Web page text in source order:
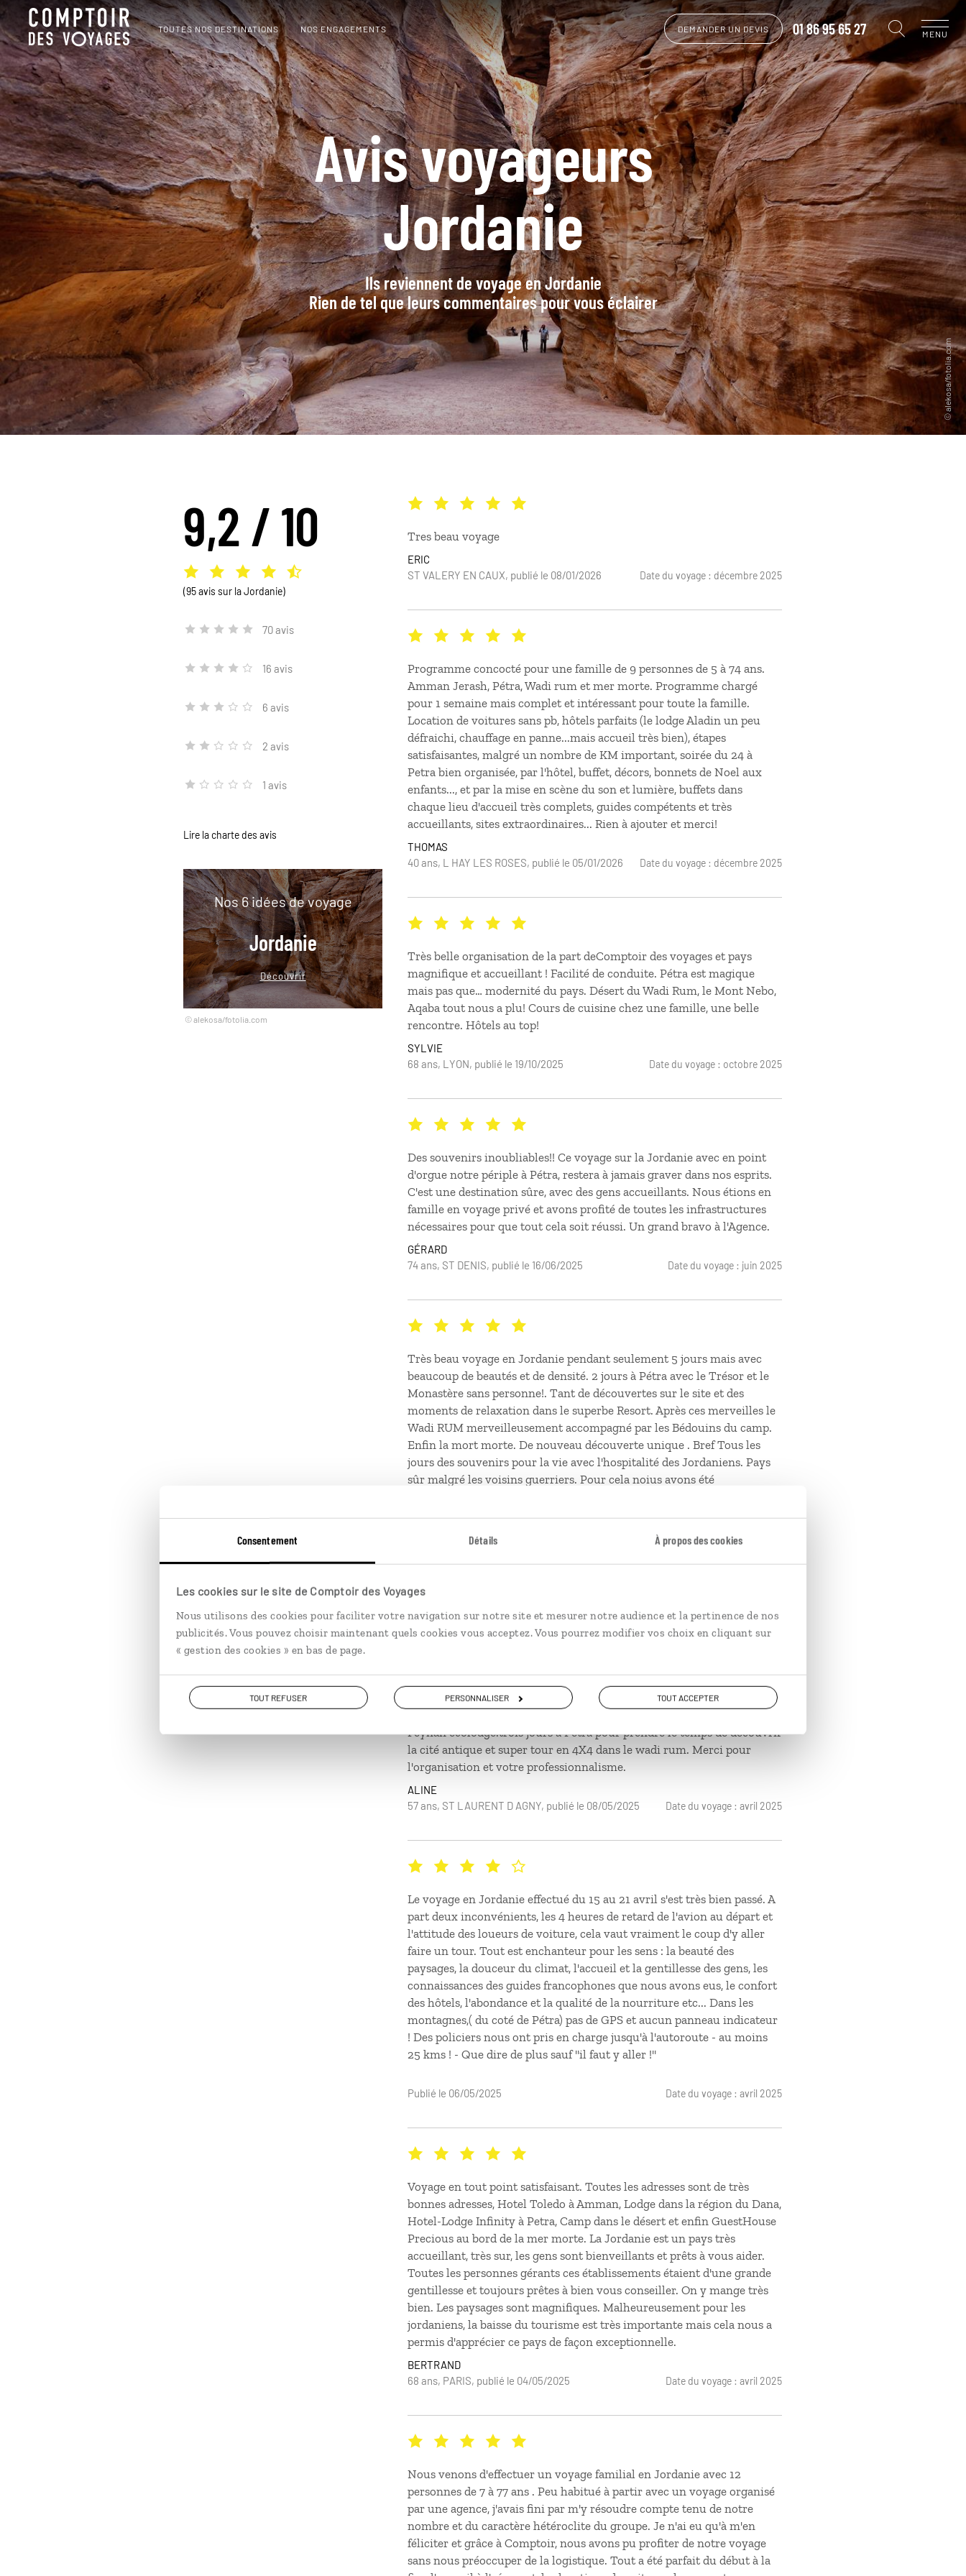
Consentement Détails À propos des cookies
Les cookies sur le site de Comptoir des Voyages
Nous utilisons des cookies pour faciliter votre navigation sur notre site et mesurer notre audience et la pertinence de nos
publicités. Vous pouvez choisir maintenant quels cookies vous acceptez. Vous pourrez modifier vos choix en cliquant sur
« gestion des cookies » en bas de page.
TOUT REFUSER PERSONNALISER TOUT ACCEPTER
TOUTES NOS DESTINATIONS NOS ENGAGEMENTS DEMANDER UN DEVIS 01 86 95 65 27 MENU
Avis voyageurs
Jordanie
Ils reviennent de voyage en Jordanie
Rien de tel que leurs commentaires pour vous éclairer
9,2 / 10
(95 avis sur la Jordanie)
70 avis
16 avis
6 avis
2 avis
1 avis
Lire la charte des avis
Nos 6 idées de voyage
Jordanie
Découvrir
Tres beau voyage
ERIC
ST VALERY EN CAUX, publié le 08/01/2026
Date du voyage : décembre 2025
Programme concocté pour une famille de 9 personnes de 5 à 74 ans.
Amman Jerash, Pétra, Wadi rum et mer morte. Programme chargé
pour 1 semaine mais complet et intéressant pour toute la famille.
Location de voitures sans pb, hôtels parfaits (le lodge Aladin un peu
défraichi, chauffage en panne...mais accueil très bien), étapes
satisfaisantes, malgré un nombre de KM important, soirée du 24 à
Petra bien organisée, par l'hôtel, buffet, décors, bonnets de Noel aux
enfants..., et par la mise en scène du son et lumière, buffets dans
chaque lieu d'accueil très complets, guides compétents et très
accueillants, sites extraordinaires... Rien à ajouter et merci!
THOMAS
40 ans, L HAY LES ROSES, publié le 05/01/2026
Date du voyage : décembre 2025
Très belle organisation de la part deComptoir des voyages et pays
magnifique et accueillant ! Facilité de conduite. Pétra est magique
mais pas que… modernité du pays. Désert du Wadi Rum, le Mont Nebo,
Aqaba tout nous a plu! Cours de cuisine chez une famille, une belle
rencontre. Hôtels au top!
SYLVIE
68 ans, LYON, publié le 19/10/2025
Date du voyage : octobre 2025
Des souvenirs inoubliables!! Ce voyage sur la Jordanie avec en point
d'orgue notre périple à Pétra, restera à jamais graver dans nos esprits.
C'est une destination sûre, avec des gens accueillants. Nous étions en
famille en voyage privé et avons profité de toutes les infrastructures
nécessaires pour que tout cela soit réussi. Un grand bravo à l'Agence.
GÉRARD
74 ans, ST DENIS, publié le 16/06/2025
Date du voyage : juin 2025
Très beau voyage en Jordanie pendant seulement 5 jours mais avec
beaucoup de beautés et de densité. 2 jours à Pétra avec le Trésor et le
Monastère sans personne!. Tant de découvertes sur le site et des
moments de relaxation dans le superbe Resort. Après ces merveilles le
Wadi RUM merveilleusement accompagné par les Bédouins du camp.
Enfin la mort morte. De nouveau découverte unique . Bref Tous les
jours des souvenirs pour la vie avec l'hospitalité des Jordaniens. Pays
sûr malgré les voisins guerriers. Pour cela noius avons été
avons apprecié de pouvoir faire le Dana Trail de Dana jusqu'a Feynan
avec transfert de nos bagages et de notre vehicule. le choix des hotels
Feynan ecolodge.trois jours à Petra pour prendre le temps de découvrir
la cité antique et super tour en 4X4 dans le wadi rum. Merci pour
l'organisation et votre professionnalisme.
ALINE
57 ans, ST LAURENT D AGNY, publié le 08/05/2025
Date du voyage : avril 2025
Le voyage en Jordanie effectué du 15 au 21 avril s'est très bien passé. A
part deux inconvénients, les 4 heures de retard de l'avion au départ et
l'attitude des loueurs de voiture, cela vaut vraiment le coup d'y aller
faire un tour. Tout est enchanteur pour les sens : la beauté des
paysages, la douceur du climat, l'accueil et la gentillesse des gens, les
connaissances des guides francophones que nous avons eus, le confort
des hôtels, l'abondance et la qualité de la nourriture etc... Dans les
montagnes,( du coté de Pétra) pas de GPS et aucun panneau indicateur
! Des policiers nous ont pris en charge jusqu'à l'autoroute - au moins
25 kms ! - Que dire de plus sauf "il faut y aller !"
Publié le 06/05/2025 Date du voyage : avril 2025
Voyage en tout point satisfaisant. Toutes les adresses sont de très
bonnes adresses, Hotel Toledo à Amman, Lodge dans la région du Dana,
Hotel-Lodge Infinity à Petra, Camp dans le désert et enfin GuestHouse
Precious au bord de la mer morte. La Jordanie est un pays très
accueillant, très sur, les gens sont bienveillants et prêts à vous aider.
Toutes les personnes gérants ces établissements étaient d'une grande
gentillesse et toujours prêtes à bien vous conseiller. On y mange très
bien. Les paysages sont magnifiques. Malheureusement pour les
jordaniens, la baisse du tourisme est très importante mais cela nous a
permis d'apprécier ce pays de façon exceptionnelle.
BERTRAND
68 ans, PARIS, publié le 04/05/2025
Date du voyage : avril 2025
Nous venons d'effectuer un voyage familial en Jordanie avec 12
personnes de 7 à 77 ans . Peu habitué à partir avec un voyage organisé
par une agence, j'avais fini par m'y résoudre compte tenu de notre
nombre et du caractère hétéroclite du groupe. Je n'ai eu qu'à m'en
féliciter et grâce à Comptoir, nous avons pu profiter de notre voyage
sans nous préoccuper de la logistique. Tout a été parfait du début à la